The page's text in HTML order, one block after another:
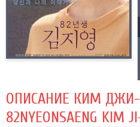
ОПИСАНИЕ КИМ ДЖИ-
82NYEONSAENG KIM